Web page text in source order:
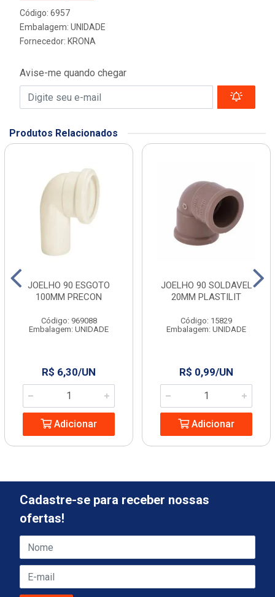
Código: 6957
Embalagem: UNIDADE
Fornecedor: KRONA
Avise-me quando chegar
Produtos Relacionados
JOELHO 90 ESGOTO
100MM PRECON
Código: 969088
Embalagem: UNIDADE
R$ 6,30/UN
Adicionar
JOELHO 90 SOLDAVEL
20MM PLASTILIT
Código: 15829
Embalagem: UNIDADE
R$ 0,99/UN
Adicionar
Cadastre-se para receber nossas
ofertas!